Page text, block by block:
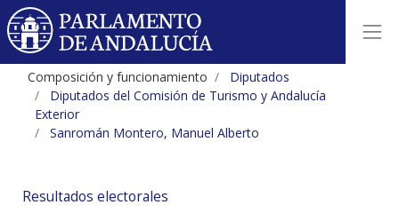
Composición y funcionamiento
Diputados
Diputados del Comisión de Turismo y Andalucía
Exterior
Sanromán Montero, Manuel Alberto
Resultados electorales